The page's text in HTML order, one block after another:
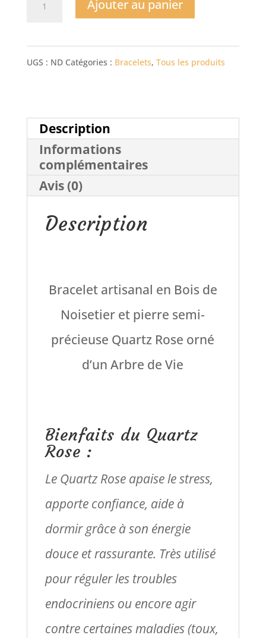
Bracelet
Vie
Quartz
Rose
et
Bois
Ajouter au panier
UGS : ND Catégories : Bracelets, Tous les produits
Description
Informations
complémentaires
Avis (0)
Description
Bracelet artisanal en Bois de
Noisetier et pierre semi-
précieuse Quartz Rose orné
d’un Arbre de Vie
Bienfaits du Quartz
Rose :
Le Quartz Rose apaise le stress,
apporte confiance, aide à
dormir grâce à son énergie
douce et rassurante. Très utilisé
pour réguler les troubles
endocriniens ou encore agir
contre certaines maladies (toux,